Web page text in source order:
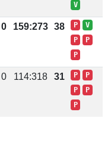
V
0 159:273 38 P
V
P
P
P
0 114:318 31 P
P
P
P
P